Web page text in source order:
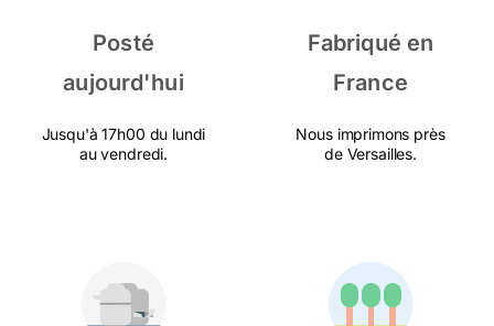
Posté
aujourd'hui
Jusqu'à 17h00 du lundi
au vendredi.
Fabriqué en
France
Nous imprimons près
de Versailles.